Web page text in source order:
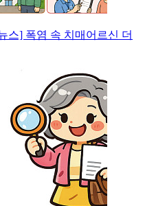
스] 폭염 속 치매어르신 더